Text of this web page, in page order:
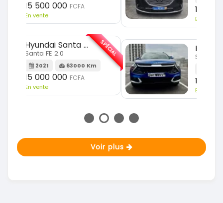
11 000 000FCFA
En vente
KIA Sportage
Sportage 2.0
2023 51000 Km
18 900 000
En vente
SPÉCIAL
Voir plus